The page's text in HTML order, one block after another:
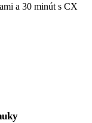
a 30 minút s CX